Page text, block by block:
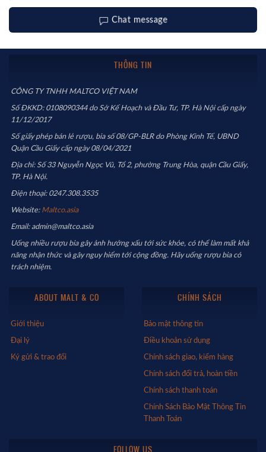
Chat message
THÔNG TIN
CÔNG TY TNHH MALTCO VIỆT NAM
Số ĐKKD: 0108090344 do Sở Kế Hoạch và Đầu Tư, TP. Hà Nội cấp ngày
11/12/2017
Số giấy phép bán lẻ rượu, bia số 08/GP-BLR do Phòng Kinh Tế, UBND
Quận Cầu Giấy cấp ngày 08/04/2021
Địa chỉ: Số 33 Nguyễn Ngọc Vũ, Tổ 2, phường Trung Hòa, quận Cầu Giấy,
TP. Hà Nội.
Điện thoại: 0247.308.3535
Website: Maltco.asia
Email: admin@maltco.asia
Uống nhiều rượu bia gây ảnh hưởng xấu tới sức khỏe, có thể làm mất khả
năng nhận thức và gây nguy hiểm tới cộng đồng. Hãy uống rượu bia có
trách nhiệm.
ABOUT MALT & CO
Giới thiệu
Đại lý
Ký gửi & trao đổi
CHÍNH SÁCH
Bảo mật thông tin
Điều khoản sử dụng
Chính sách giao, kiểm hàng
Chính sách đổi trả, hoàn tiền
Chính sách thanh toán
Chính Sách Bảo Mật Thông Tin
Thanh Toán
FOLLOW US